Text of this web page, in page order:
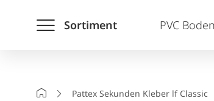
Sortiment PVC Boden
StartseitePattex Sekunden Kleber lf Classic